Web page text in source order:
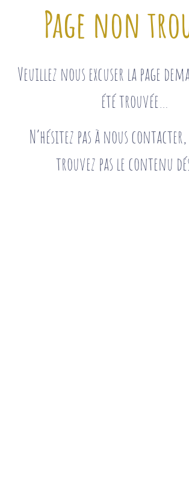
Page non
Veuillez nous excuser la page
été trouvée…
N’hésitez pas à nous
trouvez pas le contenu